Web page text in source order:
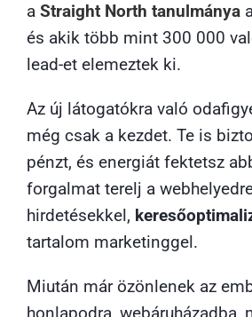
a Straight North tanulmánya
és akik több mint 300 000
lead-et elemeztek ki.
Az új látogatókra való
még csak a kezdet. Te is
pénzt, és energiát fektetsz
forgalmat terelj a
hirdetésekkel,
tartalom marketinggel.
Miután már özönlenek az